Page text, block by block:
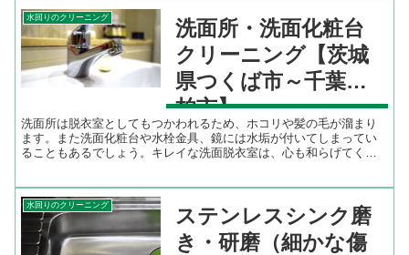
水回りのクリーニング
洗面所・洗面化粧台
クリーニング【茨城
県つくば市～千葉県
柏市】
洗面所は脱衣室としてもつかわれるため、ホコリや髪の毛が溜まり
ます。また洗面化粧台や水栓金具、鏡には水垢が付いてしまってい
ることもあるでしょう。キレイな洗面脱衣室は、心も和らげてくれ
水回りのクリーニング
ステンレスシンク磨
き・研磨（細かな傷